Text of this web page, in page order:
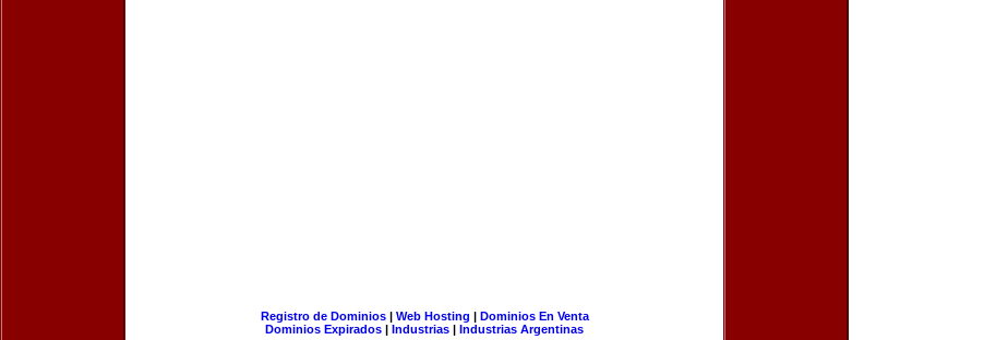
Registro de Dominios| Web Hosting | Dominios En Venta
Dominios Expirados | Industrias | Industrias Argentinas